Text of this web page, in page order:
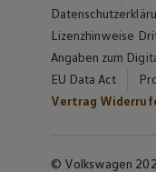
Lizenzhinweise
Angaben zum
EU Data Act
Vertrag
© Volkswagen